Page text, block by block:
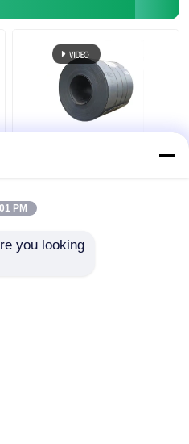
ইস্পাত শীট কয়েল
PM
you looking